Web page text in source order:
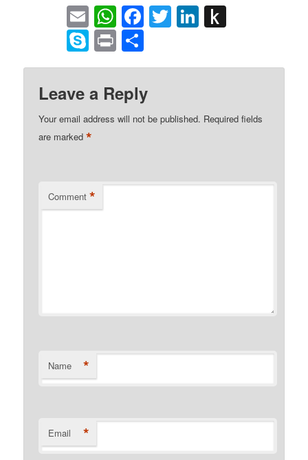
EmailWhatsApp
Facebook
TwitterLinkedIn
Kindle
Skype
Print
Leave a Reply
Your email address will not be published. Required fields
are marked*
Comment *
Name *
Email *